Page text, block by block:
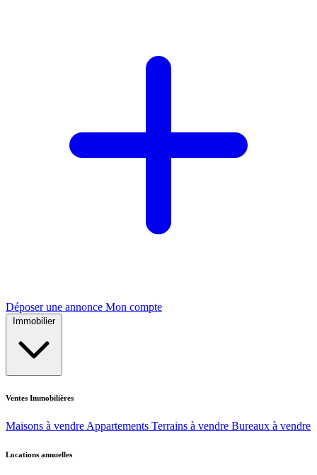
Déposer une annonce Mon compte
Immobilier
Ventes Immobilières
Maisons à vendre Appartements Terrains à vendre Bureaux à vendre
Locations annuelles